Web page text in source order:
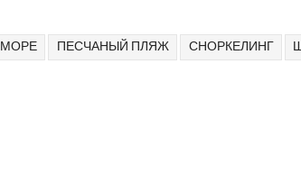
ПЕСЧАНЫЙ ПЛЯЖ СНОРКЕЛИНГ